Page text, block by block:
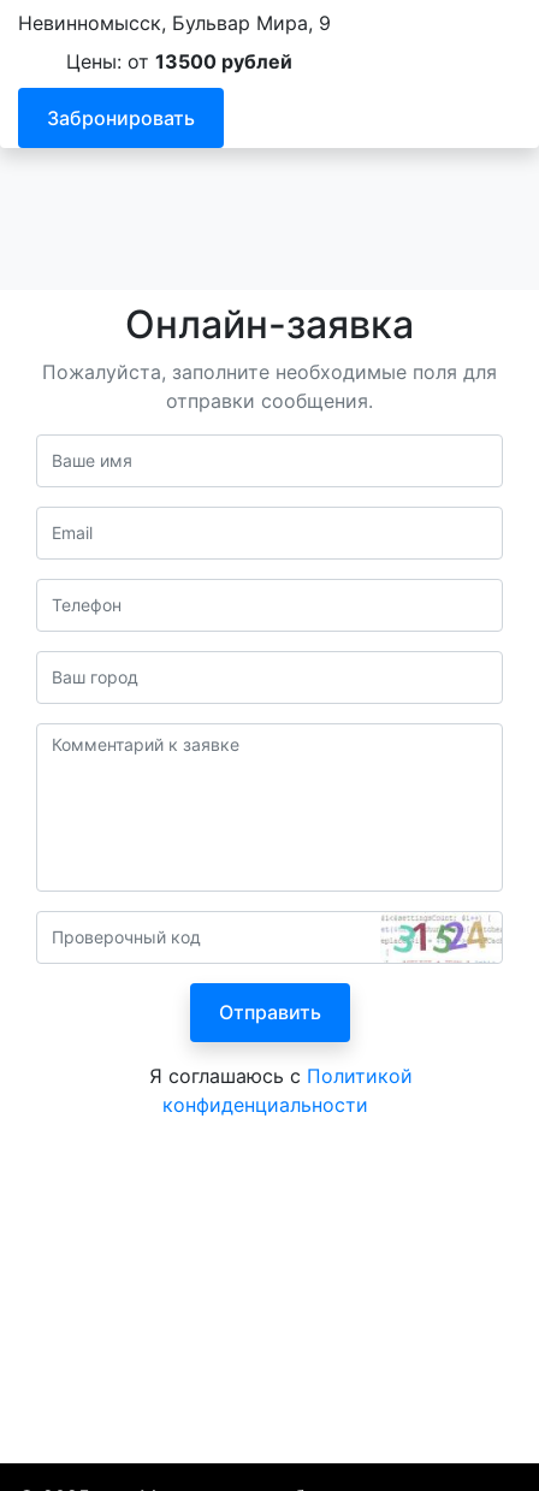
Невинномысск, Бульвар Мира, 9
Цены: от 13500 рублей
Забронировать
Онлайн-заявка
Пожалуйста, заполните необходимые поля для
отправки сообщения.
Я соглашаюсь с Политикой
конфиденциальности